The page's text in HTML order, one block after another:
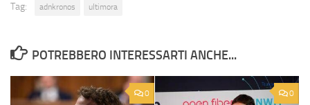
Tag: adnkronos ultimora
POTREBBERO INTERESSARTI ANCHE...
0 0